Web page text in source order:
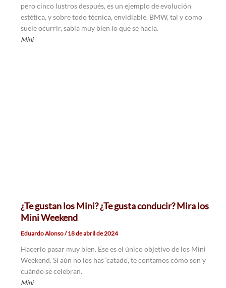
pero cinco lustros después, es un ejemplo de evolución
estética, y sobre todo técnica, envidiable. BMW, tal y como
suele ocurrir, sabía muy bien lo que se hacía.
Mini
¿Te gustan los Mini? ¿Te gusta conducir? Mira los
Mini Weekend
Eduardo Alonso/18 de abril de 2024
Hacerlo pasar muy bien. Ese es el único objetivo de los Mini
Weekend. Si aún no los has ‘catado’, te contamos cómo son y
cuándo se celebran.
Mini